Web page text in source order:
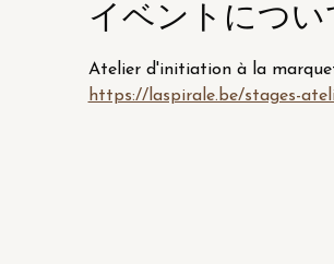
イベントについ
Atelier d'initiation à la
https://laspirale.be/stages-